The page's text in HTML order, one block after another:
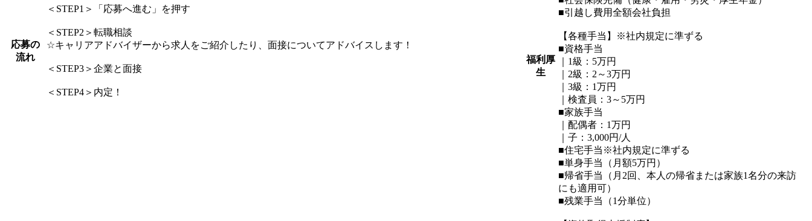
応募の
流れ
＜STEP1＞「応募へ進む」を押す
＜STEP2＞転職相談
☆キャリアアドバイザーから求人をご紹介したり、面接についてアドバイスします！
＜STEP3＞企業と面接
＜STEP4＞内定！
福利厚
生
■引越し費用全額会社負担
【各種手当】※社内規定に準ずる
■資格手当
｜1級：5万円
｜2級：2～3万円
｜3級：1万円
｜検査員：3～5万円
■家族手当
｜配偶者：1万円
｜子：3,000円/人
■住宅手当※社内規定に準ずる
■単身手当（月額5万円）
■帰省手当（月2回、本人の帰省または家族1名分の来訪
にも適用可）
■残業手当（1分単位）